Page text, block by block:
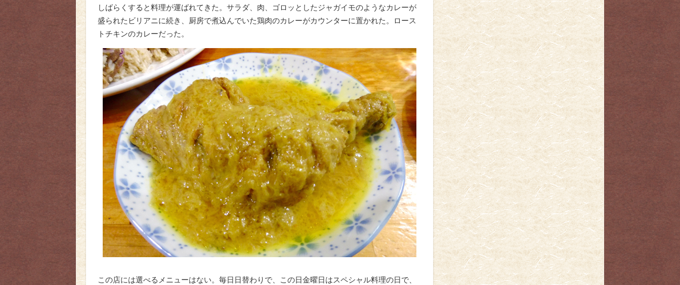
しばらくすると料理が運ばれてきた。サラダ、肉、ゴロッとしたジャガイモのようなカレーが
盛られたビリアニに続き、厨房で煮込んでいた鶏肉のカレーがカウンターに置かれた。ロース
トチキンのカレーだった。
この店には選べるメニューはない。毎日日替わりで、この日金曜日はスペシャル料理の日で、